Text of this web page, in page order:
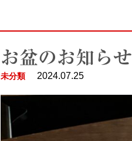
お盆のお知らせ
未分類 2024.07.25